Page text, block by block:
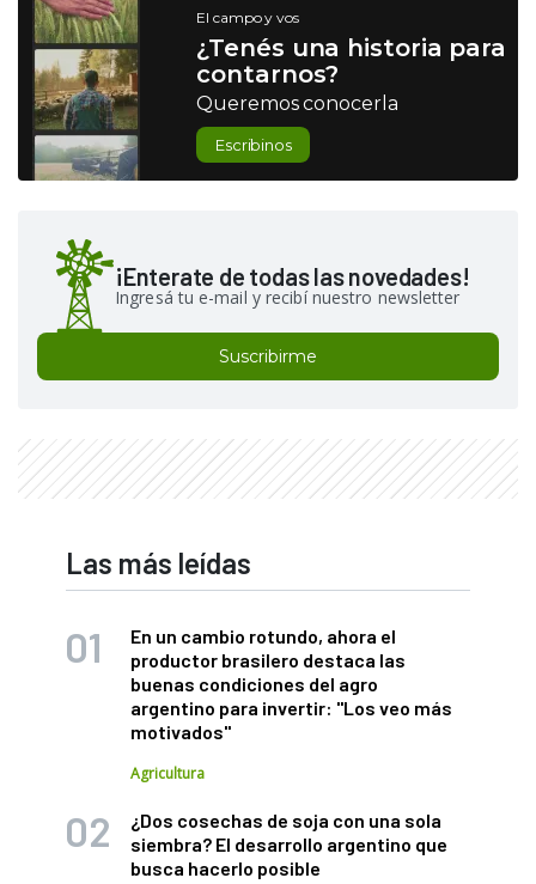
El campo y vos
¿Tenés una historia para
contarnos?
Queremos conocerla
Escribinos
¡Enterate de todas las novedades!
Ingresá tu e-mail y recibí nuestro newsletter
Suscribirme
Las más leídas
En un cambio rotundo, ahora el
productor brasilero destaca las
buenas condiciones del agro
argentino para invertir: "Los veo más
motivados"
Agricultura
¿Dos cosechas de soja con una sola
siembra? El desarrollo argentino que
busca hacerlo posible